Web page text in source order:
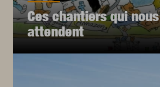
Ces chantiers qui nous
attendent